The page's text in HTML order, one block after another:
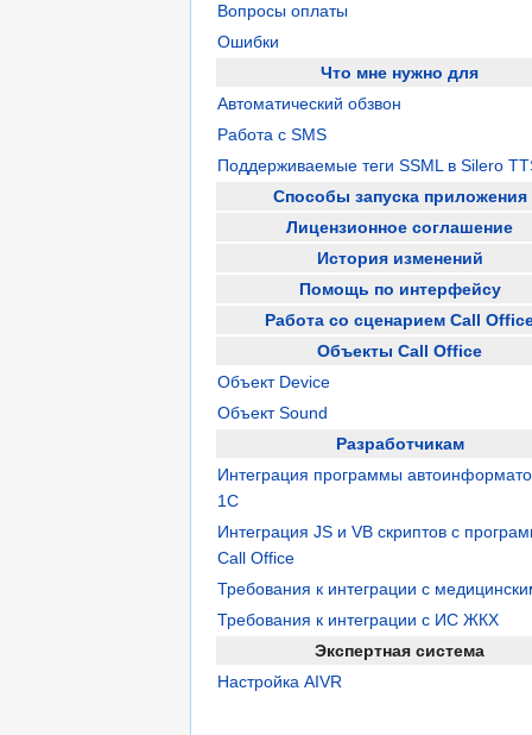
Вопросы оплаты
Ошибки
Что мне нужно для
Автоматический обзвон
Работа с SMS
Поддерживаемые теги SSML в Silero
Способы запуска приложения
Лицензионное соглашение
История изменений
Помощь по интерфейсу
Работа со сценарием Call
Объекты Call Office
Объект Device
Объект Sound
Разработчикам
Интеграция программы
1C
Интеграция JS и VB скриптов с
Call Office
Требования к интеграции с
Требования к интеграции с ИС ЖКХ
Экспертная система
Настройка AIVR